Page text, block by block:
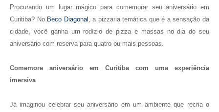
Procurando um lugar mágico para comemorar seu aniversário em
Curitiba? No Beco Diagonal
, a pizzaria temática que é a sensação da
cidade, você ganha um rodízio de pizza e massas no dia do seu
aniversário com reserva para quatro ou mais pessoas.
Comemore aniversário em Curitiba com uma experiência
imersiva
Já imaginou celebrar seu aniversário em um ambiente que recria o